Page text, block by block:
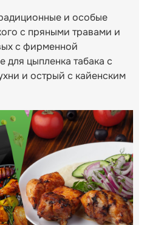
и особые
с пряными травами и
с фирменной
для цыпленка табака с
и острый с кайенским